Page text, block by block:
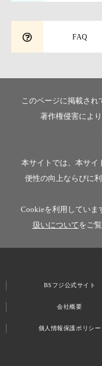
FAQ
このページに掲載さ
著作権侵害によ
本サイトでは、本サイ
便性の向上ならびに
Cookieを利用していま
扱いについてをご
BSフジ公式サイト
会社概要
個人情報保護ポリシー